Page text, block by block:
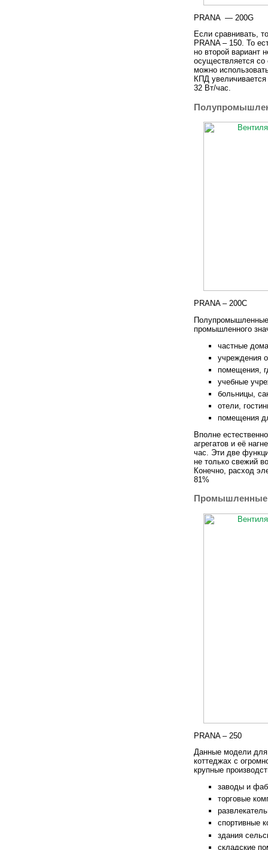
PRANA — 200G
Если сравнивать,
PRANA – 150. То
но второй вариант
осуществляется
можно
КПД
32 Вт/час.
PRANA – 200С
промышленного
частные
учреждения
помещения,
учебные
больницы,
отели,
помещения
Вполне
агрегатов и её
час. Эти две
не только свежий
Конечно, расход
81%
Промышленные
PRANA – 250
Данные модели для
коттеджах с
крупные
заводы и
торговые
спортивные
здания
складские